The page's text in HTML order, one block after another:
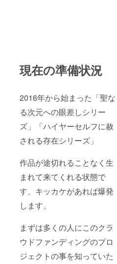
現在の準備状況
2016年から始まった「聖な
る次元への眼差しシリー
ズ」「ハイヤーセルフに赦
される存在シリーズ」
作品が途切れることなく生
まれて来てくれる状態で
す、キッカケがあれば爆発
します。
まずは多くの人にこのクラ
ウドファンディングのプロ
ジェクトの事を知っていた